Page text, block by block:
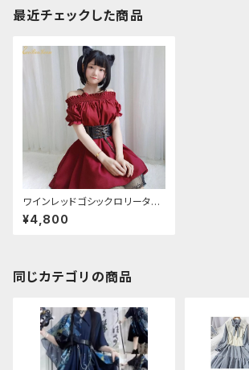
最近チェックした商品
ワインレッドゴシックロリータド
レス（オフショルダーレザーベル
ト）
¥4,800
同じカテゴリの商品